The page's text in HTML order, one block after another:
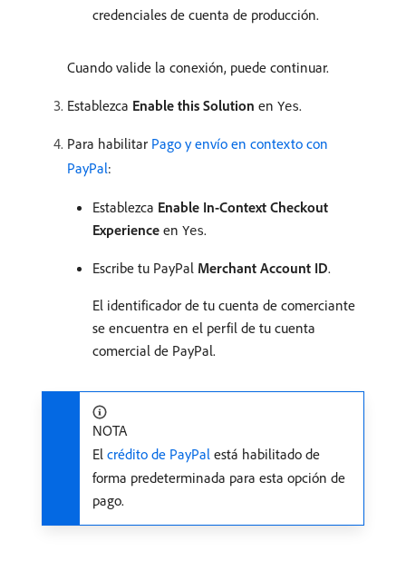
credenciales de cuenta de producción.
Cuando valide la conexión, puede continuar.
Establezca Enable this Solution en Yes.
Para habilitar Pago y envío en contexto con
PayPal:
Establezca Enable In-Context Checkout
Experience en Yes.
Escribe tu PayPal Merchant Account ID.
El identificador de tu cuenta de comerciante
se encuentra en el perfil de tu cuenta
comercial de PayPal.
NOTA
El crédito de PayPal está habilitado de
forma predeterminada para esta opción de
pago.